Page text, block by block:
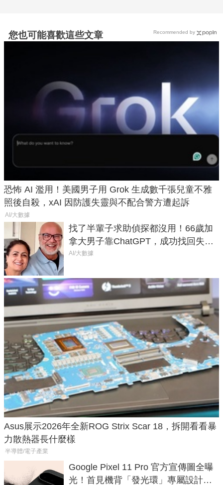
您也可能喜歡這些文章
恐怖 AI 濫用！美國男子用 Grok 生成數千張兒童不雅
照後自殺，xAI 因防護失靈與不配合警方遭起訴
AI/大數據
找了半輩子求助偵探都沒用！66歲加
拿大男子靠ChatGPT，成功找回失散
50年家人
AI/大數據
Asus展示2026年全新ROG Strix Scar 18，拆開看看暴
力散熱器長什麼樣
半導體/電子產業
Google Pixel 11 Pro 官方宣傳圖全曝
光！首見機背「發光環」專屬設計、
Recommended by